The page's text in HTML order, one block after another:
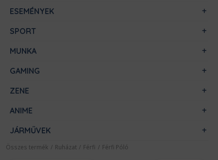
ESEMÉNYEK
SPORT
MUNKA
GAMING
ZENE
ANIME
JÁRMŰVEK
Összes termék / Ruházat / Férfi / Férfi Póló